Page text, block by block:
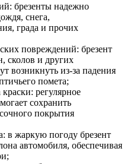
брезенты надежно
снега,
града и прочих
повреждений: брезент
сколов и других
возникнуть из-за падения
помета;
регулярное
сохранить
покрытия
в жаркую погоду брезент
автомобиля, обеспечивая